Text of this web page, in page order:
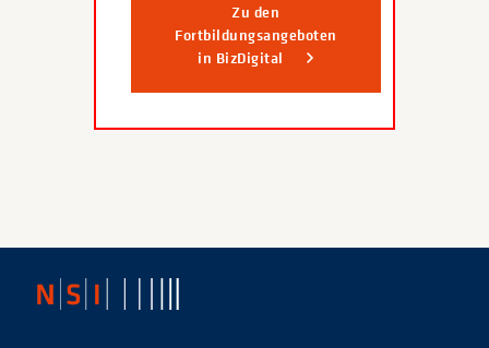
Zu den
Fortbildungsangeboten
in BizDigital